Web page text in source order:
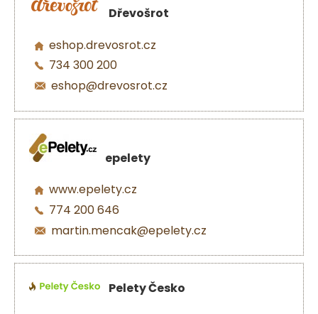
Dřevošrot
eshop.drevosrot.cz
734 300 200
eshop@drevosrot.cz
epelety
www.epelety.cz
774 200 646
martin.mencak@epelety.cz
Pelety Česko